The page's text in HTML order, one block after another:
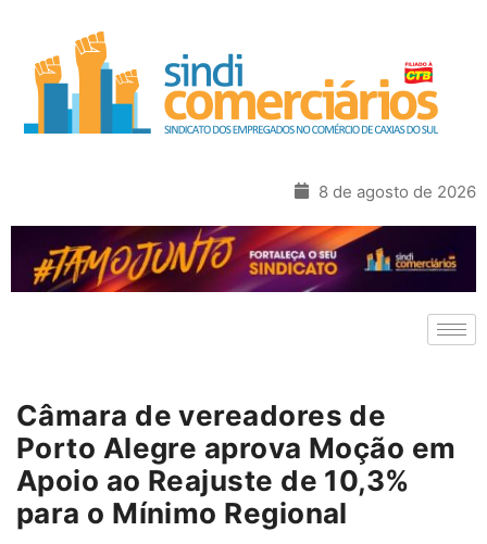
8 de agosto de 2026
Câmara de vereadores de
Porto Alegre aprova Moção em
Apoio ao Reajuste de 10,3%
para o Mínimo Regional